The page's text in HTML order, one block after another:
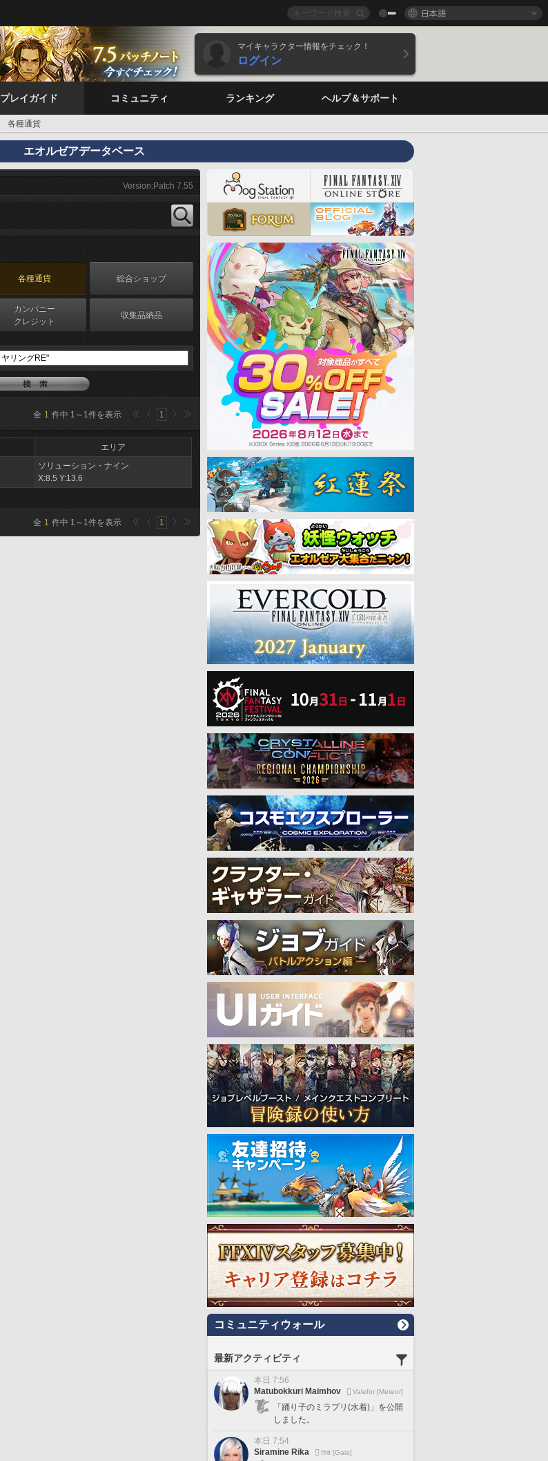
日本語
マイキャラクター情報をチェック！
ログイン
プレイガイド コミュニティ ランキング ヘルプ＆サポート
各種通貨
エオルゼアデータベース
Version:Patch 7.55
各種通貨 総合ショップ
カンパニー
クレジット
収集品納品
全 1 件中 1 ～ 1件を表示 1
エリア
ソリューション・ナイン
X:8.5 Y:13.6
全 1 件中 1 ～ 1件を表示 1
コミュニティウォール
最新アクティビティ
本日 7:56
Matubokkuri Maimhov
Valefor [Meteor]
「踊り子のミラプリ(水着)」を公開
しました。
本日 7:54
Siramine Rika
Ifrit [Gaia]